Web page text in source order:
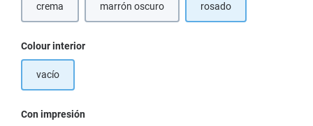
crema marrón oscuro rosado
Seleccione
Colour interior
vacío
Seleccione
Con impresión